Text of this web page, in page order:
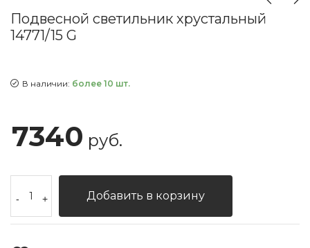
Подвесной светильник хрустальный
14771/15 G
В наличии: более 10 шт.
7340 руб.
- + Добавить в корзину